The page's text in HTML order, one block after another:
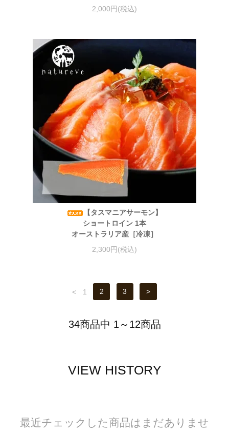
2,000円(税込)
【タスマニアサーモン】
ショートロイン 1本
オーストラリア産［冷凍］
2,300円(税込)
< 1 2 3 >
34商品中 1～12商品
VIEW HISTORY
最近チェックした商品はまだありませ